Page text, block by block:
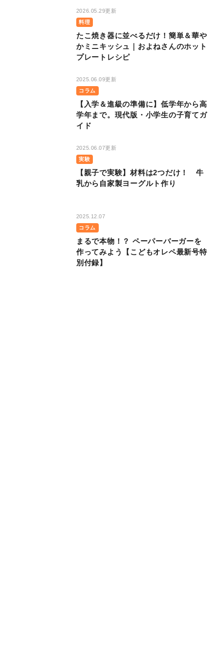
2026.05.29更新
料理
たこ焼き器に並べるだけ！簡単＆華や
かミニキッシュ｜およねさんのホット
プレートレシピ
2025.06.09更新
コラム
【入学＆進級の準備に】低学年から高
学年まで。現代版・小学生の子育てガ
イド
2025.06.07更新
実験
【親子で実験】材料は2つだけ！ 牛
乳から自家製ヨーグルト作り
2025.12.07
コラム
まるで本物！？ ペーパーバーガーを
作ってみよう【こどもオレペ最新号特
別付録】